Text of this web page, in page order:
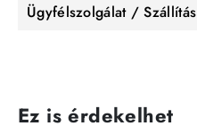
Ügyfélszolgálat / Szállítás
Ez is érdekelhet